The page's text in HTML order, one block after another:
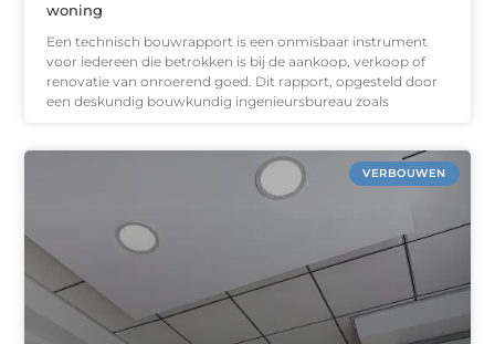
woning
Een technisch bouwrapport is een onmisbaar instrument
voor iedereen die betrokken is bij de aankoop, verkoop of
renovatie van onroerend goed. Dit rapport, opgesteld door
een deskundig bouwkundig ingenieursbureau zoals
VERBOUWEN